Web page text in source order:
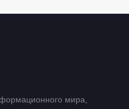
мира,